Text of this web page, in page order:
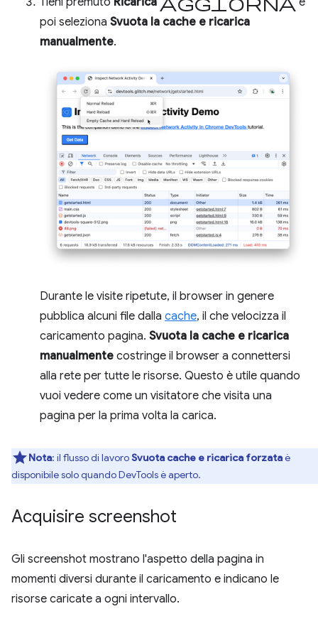
poi seleziona Svuota la cache e ricarica
manualmente.
Durante le visite ripetute, il browser in genere
pubblica alcuni file dalla cache, il che velocizza il
caricamento pagina. Svuota la cache e ricarica
manualmente costringe il browser a connettersi
alla rete per tutte le risorse. Questo è utile quando
vuoi vedere come un visitatore che visita una
pagina per la prima volta la carica.
Nota: il flusso di lavoroSvuota cache e ricarica forzataè
disponibile solo quando DevTools è aperto.
Acquisire screenshot
Gli screenshot mostrano l'aspetto della pagina in
momenti diversi durante il caricamento e indicano le
risorse caricate a ogni intervallo.